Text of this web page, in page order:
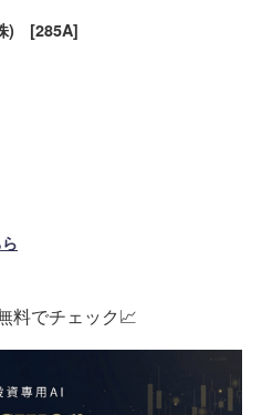
) [285A]
料でチェック📈